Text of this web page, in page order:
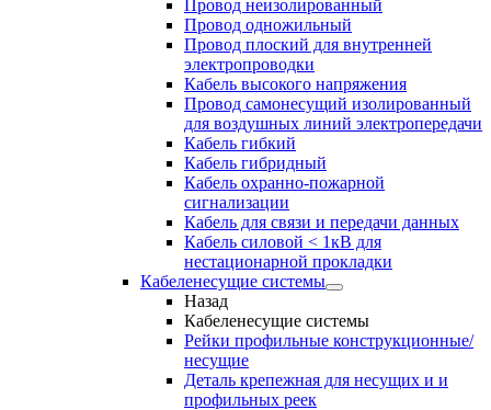
Провод неизолированный
Провод одножильный
Провод плоский для внутренней
электропроводки
Кабель высокого напряжения
Провод самонесущий изолированный
для воздушных линий электропередачи
Кабель гибкий
Кабель гибридный
Кабель охранно-пожарной
сигнализации
Кабель для связи и передачи данных
Кабель силовой < 1кВ для
нестационарной прокладки
Кабеленесущие системы
Назад
Кабеленесущие системы
Рейки профильные конструкционные/
несущие
Деталь крепежная для несущих и и
профильных реек